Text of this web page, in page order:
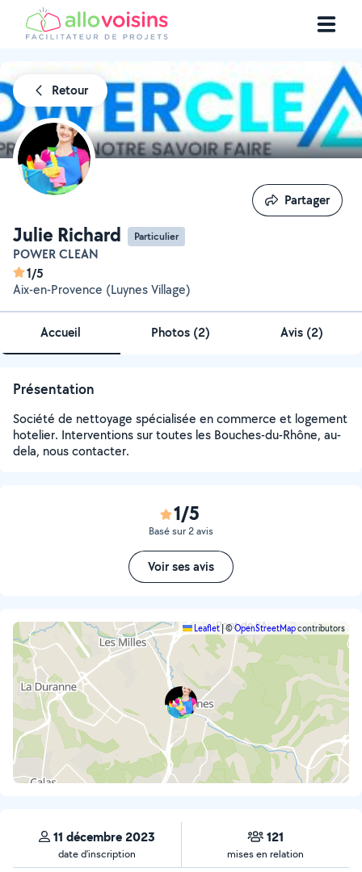
Retour
Julie Richard Particulier
POWER CLEAN
1/5
Aix-en-Provence (Luynes Village)
Partager
Partager
Accueil Photos (2) Avis (2)
Présentation
Société de nettoyage spécialisée en commerce et logement
hotelier. Interventions sur toutes les Bouches-du-Rhône, au-
dela, nous contacter.
1/5
Basé sur 2 avis
Voir ses avis
Leaflet |©OpenStreetMapcontributors
11 décembre 2023
date d’inscription
121
mises en relation